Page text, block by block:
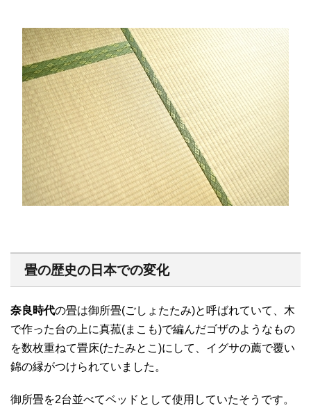
畳の歴史の日本での変化
奈良時代の畳は御所畳(ごしょたたみ)と呼ばれていて、木
で作った台の上に真菰(まこも)で編んだゴザのようなもの
を数枚重ねて畳床(たたみとこ)にして、イグサの薦で覆い
錦の縁がつけられていました。
御所畳を2台並べてベッドとして使用していたそうです。